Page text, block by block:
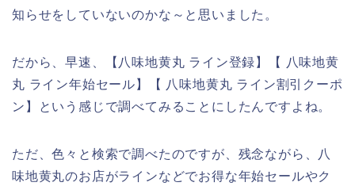
知らせをしていないのかな～と思いました。
だから、早速、【八味地黄丸 ライン登録】【 八味地黄
丸 ライン年始セール】【 八味地黄丸 ライン割引クーポ
ン】という感じで調べてみることにしたんですよね。
ただ、色々と検索で調べたのですが、残念ながら、八
味地黄丸のお店がラインなどでお得な年始セールやク